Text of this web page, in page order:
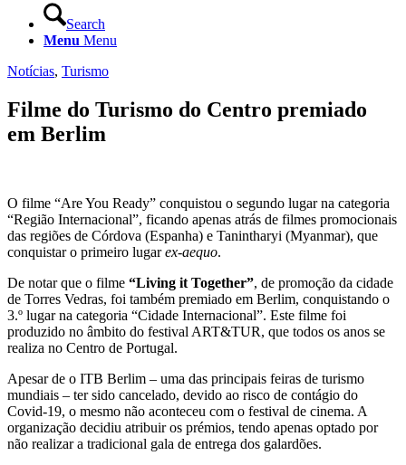
Search
Menu Menu
Notícias, Turismo
Filme do Turismo do Centro premiado
em Berlim
O filme “Are You Ready” conquistou o segundo lugar na categoria
“Região Internacional”, ficando apenas atrás de filmes promocionais
das regiões de Córdova (Espanha) e Tanintharyi (Myanmar), que
conquistar o primeiro lugarex-aequo.
De notar que o filme “Living it Together”, de promoção da cidade
de Torres Vedras, foi também premiado em Berlim, conquistando o
3.º lugar na categoria “Cidade Internacional”. Este filme foi
produzido no âmbito do festival ART&TUR, que todos os anos se
realiza no Centro de Portugal.
Apesar de o ITB Berlim – uma das principais feiras de turismo
mundiais – ter sido cancelado, devido ao risco de contágio do
Covid-19, o mesmo não aconteceu com o festival de cinema. A
organização decidiu atribuir os prémios, tendo apenas optado por
não realizar a tradicional gala de entrega dos galardões.